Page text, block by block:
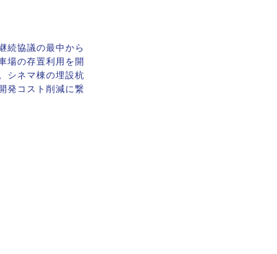
続協議の最中から
場の存置利用を開
シネマ棟の埋設杭
発コスト削減に繋